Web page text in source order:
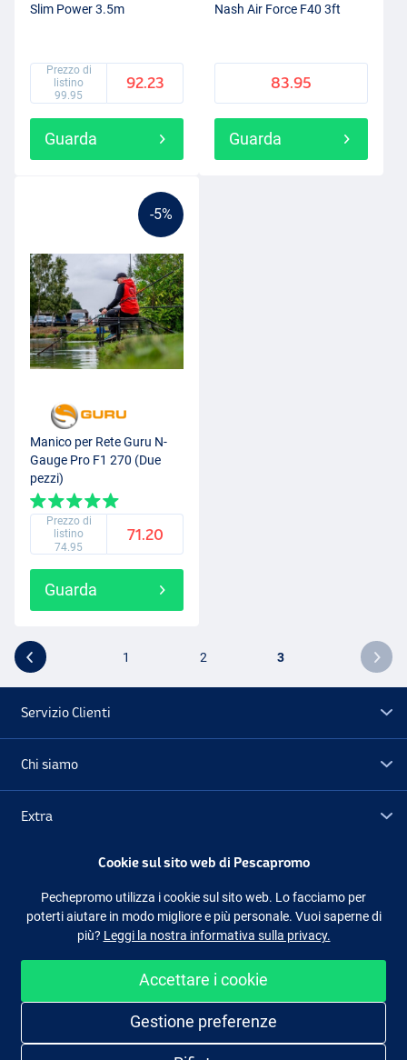
Slim Power 3.5m
Prezzo di
listino
99.95
92.23
Guarda
Nash Air Force F40 3ft
83.95
Guarda
-5%
Manico per Rete Guru N-
Gauge Pro F1 270 (Due
pezzi)
Prezzo di
listino
74.95
71.20
Guarda
1 2 3
Servizio Clienti
Chi siamo
Extra
Seguici Facebook Instagram
Cookie sul sito web di Pescapromo
Pechepromo utilizza i cookie sul sito web. Lo facciamo per
poterti aiutare in modo migliore e più personale. Vuoi saperne di
più? Leggi la nostra informativa sulla privacy.
Accettare i cookie
Gestione preferenze